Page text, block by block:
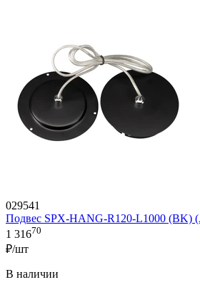
029541
Подвес SPX-HANG-R120-L1000 (BK)
1 31670
₽/шт
В наличии